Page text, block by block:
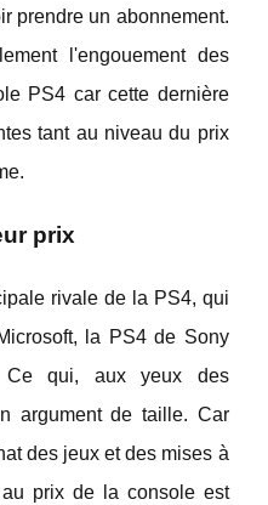
prendre un abonnement.
l'engouement des
PS4 car cette dernière
tant au niveau du prix
prix
rivale de la PS4, qui
la PS4 de Sony
qui, aux yeux des
argument de taille. Car
des jeux et des mises à
prix de la console est